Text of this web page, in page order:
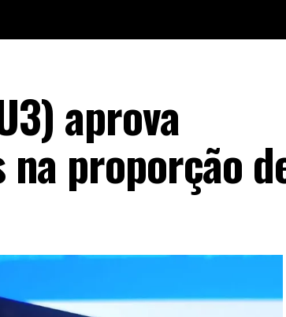
aprova
proporção